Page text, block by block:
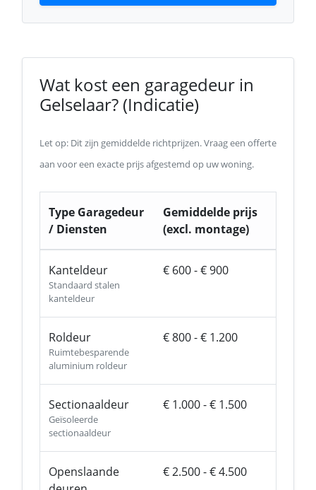
Wat kost een garagedeur in
Gelselaar? (Indicatie)
Let op: Dit zijn gemiddelde richtprijzen. Vraag een offerte
aan voor een exacte prijs afgestemd op uw woning.
Type Garagedeur
/ Diensten
Gemiddelde prijs
(excl. montage)
Kanteldeur
Standaard stalen
kanteldeur
€ 600 - € 900
Roldeur
Ruimtebesparende
aluminium roldeur
€ 800 - € 1.200
Sectionaaldeur
Geïsoleerde
sectionaaldeur
€ 1.000 - € 1.500
Openslaande
€ 2.500 - € 4.500